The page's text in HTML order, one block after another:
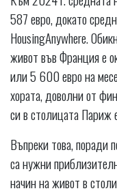
587 евро, докато
HousingAnywhere.
живот във Франция е
или 5 600 евро на
хората, доволни от
си в столицата Париж
Въпреки това, поради
са нужни
начин на живот в